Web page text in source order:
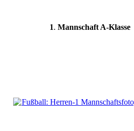
1. Mannschaft A-Klasse